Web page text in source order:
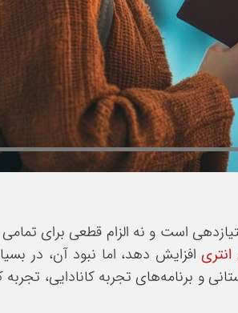
است و نه الزام قطعی برای
افزایش دهد، اما نبود آن، در
و برنامه‌های تجربه کانادایی،